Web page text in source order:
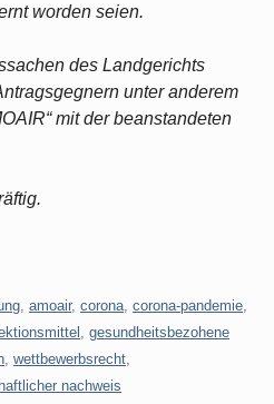
worden seien.
des Landgerichts
unter anderem
mit der beanstandeten
amoair, corona corona-pandemie
gesundheitsbezohene
wettbewerbsrecht
nachweis